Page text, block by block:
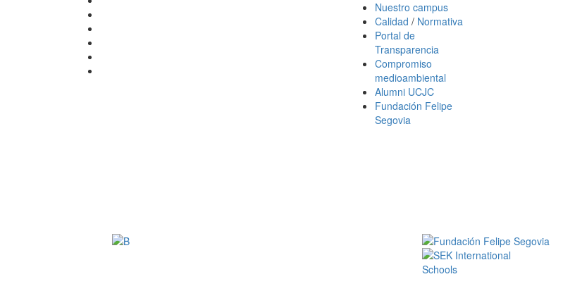
Nuestro campus
Calidad / Normativa
Portal de
Transparencia
Compromiso
medioambiental
Alumni UCJC
Fundación Felipe
Segovia